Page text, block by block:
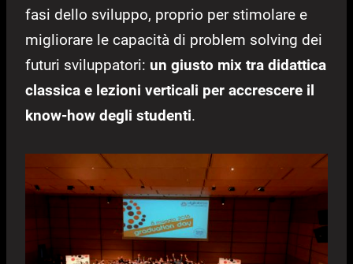
fasi dello sviluppo, proprio per stimolare e
migliorare le capacità di problem solving dei
futuri sviluppatori: un giusto mix tra didattica
classica e lezioni verticali per accrescere il
know-how degli studenti.